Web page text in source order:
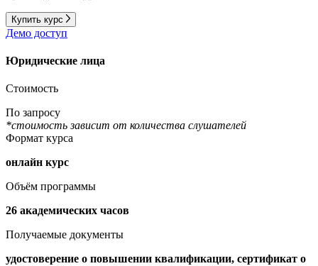
Купить курс
Демо доступ
Юридические лица
Стоимость
По запросу
*стоимость зависит от количества слушателей
Формат курса
онлайн курс
Объём программы
26 академических часов
Получаемые документы
удостоверение о повышении квалификации, сертификат о